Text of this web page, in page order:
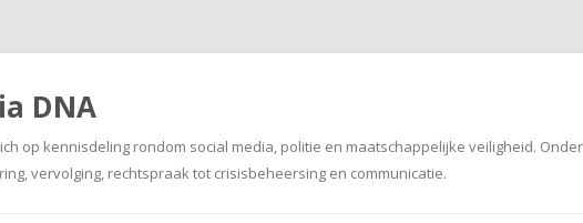
DNA
op kennisdeling rondom social media, politie en maatschappelijke veiligheid.
vervolging, rechtspraak tot crisisbeheersing en communicatie.